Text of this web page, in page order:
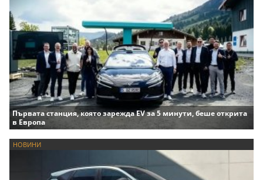
Първата станция, която зарежда EV за 5 минути, беше открита
в Европа
НОВИНИ